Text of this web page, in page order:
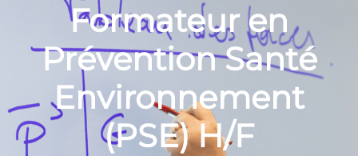
Formateur en
Prévention Santé
Environnement
(PSE) H/F